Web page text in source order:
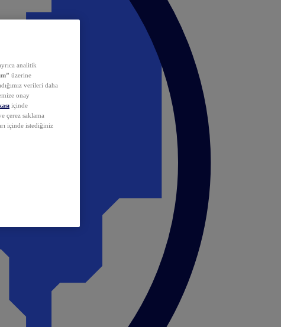
analitik
üzerine
verileri daha
onay
içinde
çerez saklama
içinde istediğiniz